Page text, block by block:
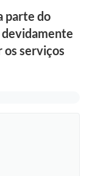
parte do
os serviços